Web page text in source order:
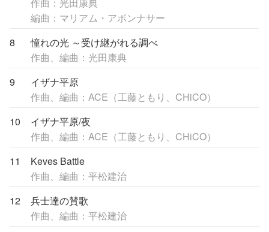
作曲：光田康典
編曲：マリアム・アボンナサー
8
憧れの光 ～受け継がれる調べ
作曲、編曲：光田康典
9
イザナ平原
作曲、編曲：ACE（工藤ともり、CHiCO）
10
イザナ平原/夜
作曲、編曲：ACE（工藤ともり、CHiCO）
11
Keves Battle
作曲、編曲：平松建治
12
兵士達の賛歌
作曲、編曲：平松建治